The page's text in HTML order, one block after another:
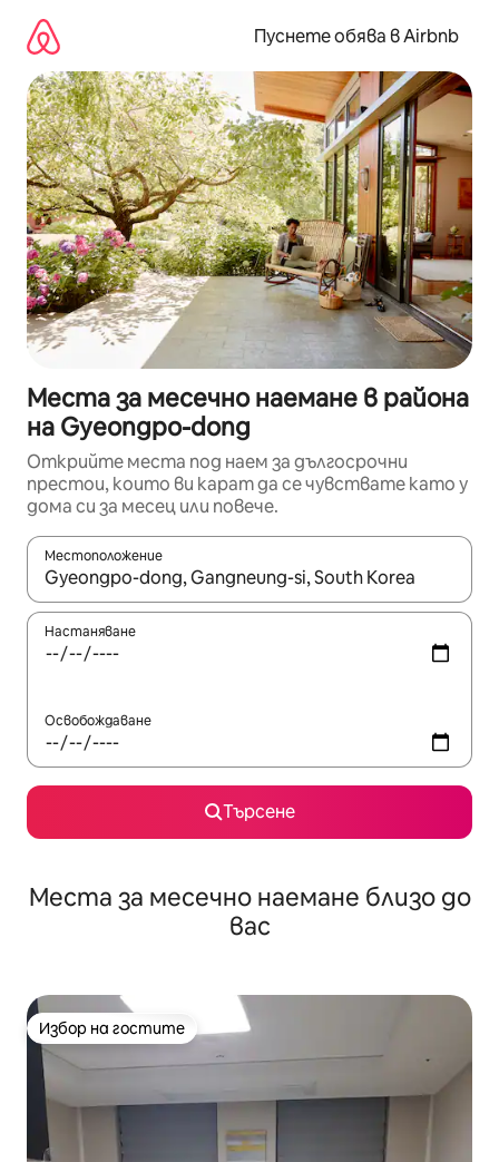
съдържанието
Пуснете обява в Airbnb
Места за месечно наемане в района
на Gyeongpo-dong
Открийте места под наем за дългосрочни
престои, които ви карат да се чувствате като у
дома си за месец или повече.
Местоположение
Когато резултатите се покажат, използвайте
Настаняване
Освобождаване
Търсене
Места за месечно наемане близо до
вас
Избор на гостите
Избор на гостите